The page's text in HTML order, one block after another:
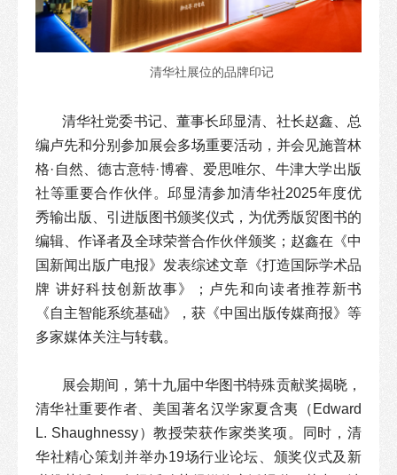
清华社展位的品牌印记
清华社党委书记、董事长邱显清、社长赵鑫、总
编卢先和分别参加展会多场重要活动，并会见施普林
格·自然、德古意特·博睿、爱思唯尔、牛津大学出版
社等重要合作伙伴。邱显清参加清华社2025年度优
秀输出版、引进版图书颁奖仪式，为优秀版贸图书的
编辑、作译者及全球荣誉合作伙伴颁奖；赵鑫在《中
国新闻出版广电报》发表综述文章《打造国际学术品
牌 讲好科技创新故事》；卢先和向读者推荐新书
《自主智能系统基础》，获《中国出版传媒商报》等
多家媒体关注与转载。
展会期间，第十九届中华图书特殊贡献奖揭晓，
清华社重要作者、美国著名汉学家夏含夷（Edward
L. Shaughnessy）教授荣获作家类奖项。同时，清
华社精心策划并举办19场行业论坛、颁奖仪式及新